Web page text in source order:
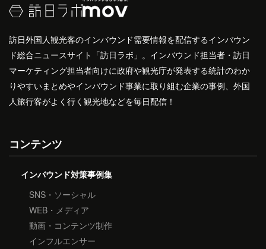
訪日外国人観光客のインバウンド需要情報を配信するインバウン
ド総合ニュースサイト「訪日ラボ」。インバウンド担当者・訪日
マーケティング担当者向けに政府や観光庁が発表する統計のわか
りやすいまとめやインバウンド事業に取り組む企業の事例、外国
人旅行客がよく行く観光地などを毎日配信！
コンテンツ
インバウンド対策事例集
SNS・ソーシャル
WEB・メディア
動画・コンテンツ制作
インフルエンサー